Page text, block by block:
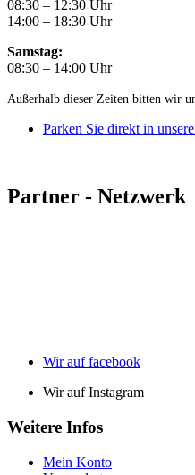
08:30 – 12:30 Uhr
14:00 – 18:30 Uhr
Samstag:
08:30 – 14:00 Uhr
Außerhalb dieser Zeiten bitten wir
Parken Sie direkt in
Partner - Netzwerk
Wir auf facebook
Wir auf Instagram
Weitere Infos
Mein Konto